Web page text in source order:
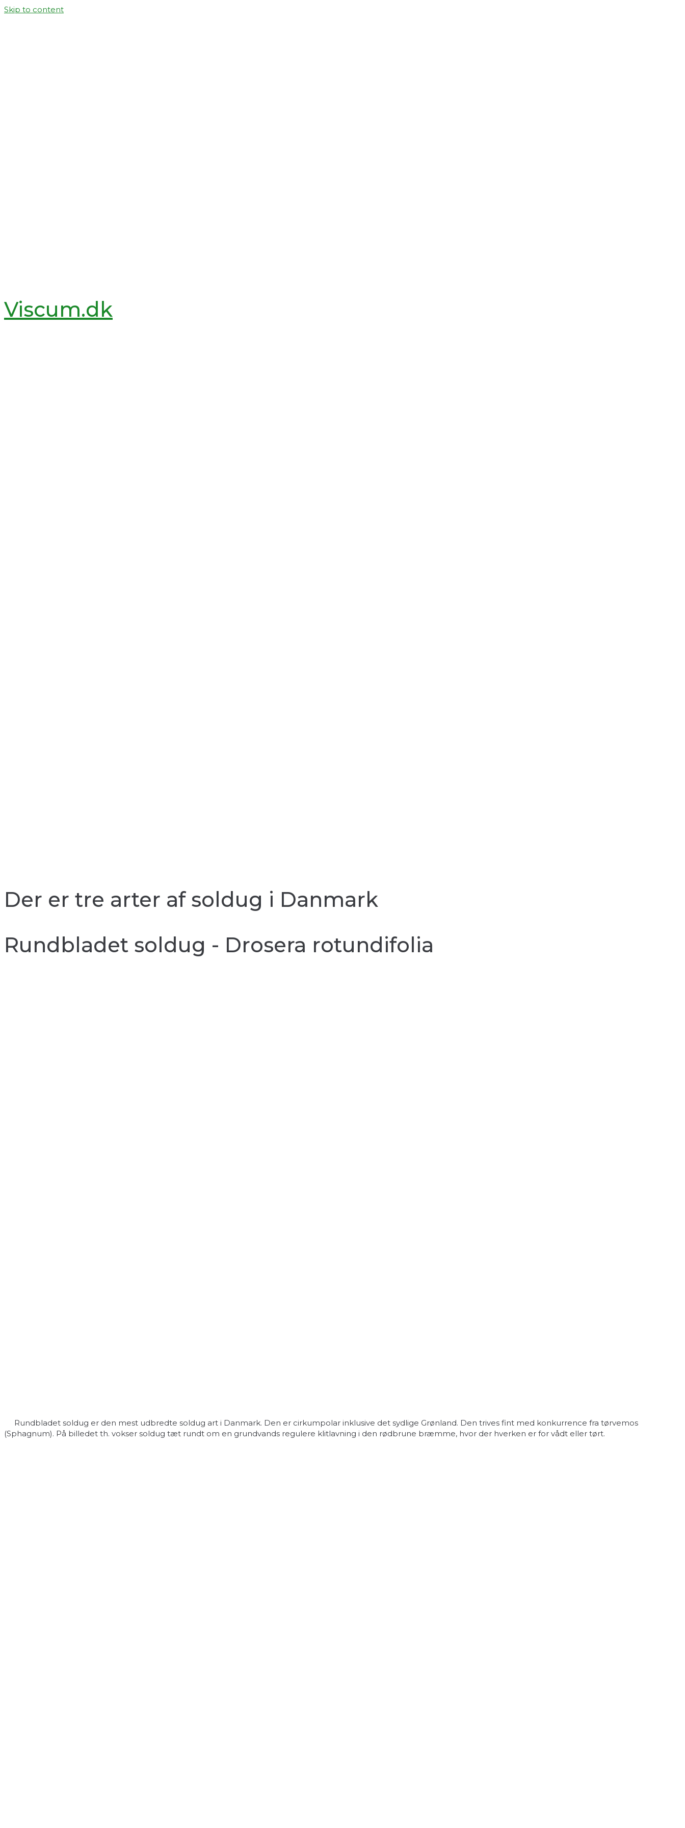
Skip to content
Viscum.dk
Der er tre arter af soldug i Danmark
Rundbladet soldug - Drosera rotundifolia
Rundbladet soldug er den mest udbredte soldug art i Danmark. Den er cirkumpolar inklusive det sydlige Grønland. Den trives fint med konkurrence fra tørvemos
(Sphagnum). På billedet th. vokser soldug tæt rundt om en grundvands regulere klitlavning i den rødbrune bræmme, hvor der hverken er for vådt eller tørt.